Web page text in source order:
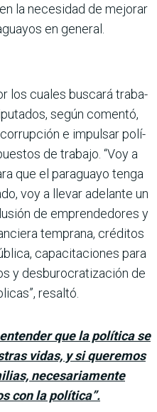
la necesidad de mejorar
en general.
los cuales buscará traba­
según comentó,
e impulsar polí­
de trabajo. “Voy a
que el paraguayo tenga
voy a llevar adelante un
de emprendedo­res y
temprana, créditos
capacita­ciones para
y des­burocratización de
resaltó.
que la política se
vidas, y si queremos
necesariamente
con la política”.